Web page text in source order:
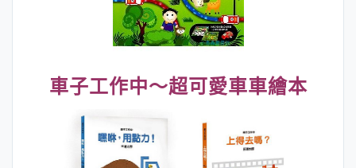
車子工作中～超可愛車車繪本